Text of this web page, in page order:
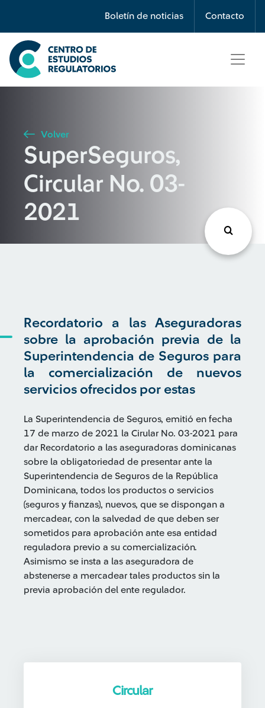
Boletín de noticias Contacto
Búsqueda
Seleccione país
Buscar
Volver
SuperSeguros,
Circular No. 03-
2021
Recordatorio a las Aseguradoras
sobre la aprobación previa de la
Superintendencia de Seguros para
la comercialización de nuevos
servicios ofrecidos por estas
La Superintendencia de Seguros, emitió en fecha
17 de marzo de 2021 la Cirular No. 03-2021 para
dar Recordatorio a las aseguradoras dominicanas
sobre la obligatoriedad de presentar ante la
Superintendencia de Seguros de la República
Dominicana, todos los productos o servicios
(seguros y fianzas), nuevos, que se dispongan a
mercadear, con la salvedad de que deben ser
sometidos para aprobación ante esa entidad
reguladora previo a su comercialización.
Asimismo se insta a las aseguradora de
abstenerse a mercadear tales productos sin la
previa aprobación del ente regulador.
Circular